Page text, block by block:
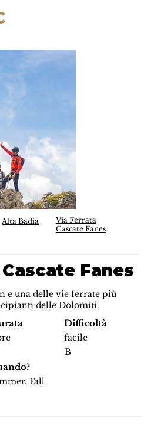
Alta Badia
Via Ferrata
Cascate Fanes
Fanes
e una delle vie ferrate più
delle Dolomiti.
Difficoltà
facile
B
Fall